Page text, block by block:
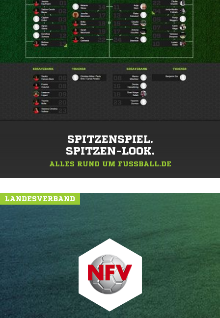
SPITZENSPIEL.
SPITZEN-LOOK.
ALLES RUND UM FUSSBALL.DE
LANDESVERBAND